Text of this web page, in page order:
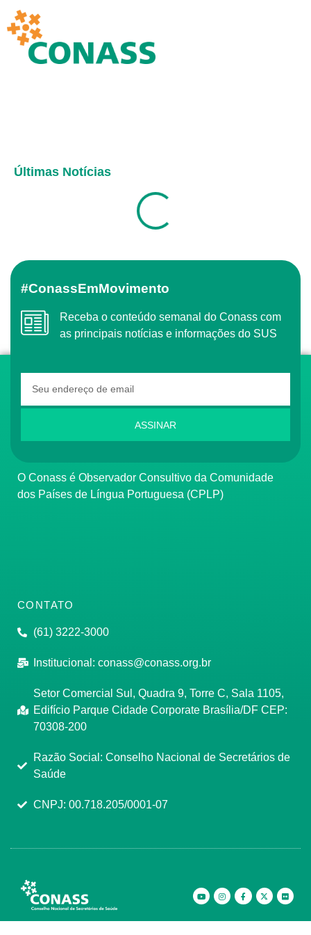
Últimas Notícias
#ConassEmMovimento
Receba o conteúdo semanal do Conass com
as principais notícias e informações do SUS
ASSINAR
O Conass é Observador Consultivo da Comunidade
dos Países de Língua Portuguesa (CPLP)
CONTATO
(61) 3222-3000
Institucional: conass@conass.org.br
Setor Comercial Sul, Quadra 9, Torre C, Sala 1105,
Edifício Parque Cidade Corporate Brasília/DF CEP:
70308-200
Razão Social: Conselho Nacional de Secretários de
Saúde
CNPJ: 00.718.205/0001-07